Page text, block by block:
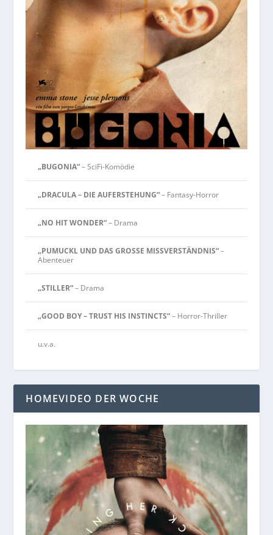
„BUGONIA“– SciFi-Komödie
„DRACULA – DIE AUFERSTEHUNG“– Fantasy-Horror
„NO HIT WONDER“– Drama
„PUMUCKL UND DAS GROSSE MISSVERSTÄNDNIS“–
Abenteuer
„STILLER“– Drama
„GOOD BOY – TRUST HIS INSTINCTS“– Horror-Thriller
u.v.a.
HOMEVIDEO DER WOCHE